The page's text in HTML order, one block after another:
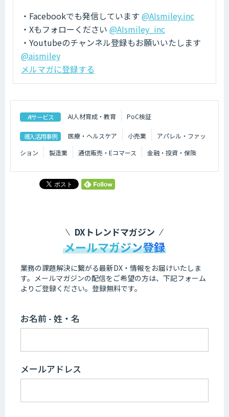
・Facebookでも発信しています @AIsmiley.inc
・Xもフォローください @AIsmiley_inc
・Youtubeのチャンネル登録もお願いいたします
@aismiley
メルマガに登録する
AIサービス AI人材育成・教育 PoC検証
導入活用事例 医療・ヘルスケア 小売業
アパレル・ファッ
ション
製造業 通信販売・Eコマース 金融・投資・保険
DXトレンドマガジン
メールマガジン登録
業務の課題解決に繋がる最新DX・情報をお届けいたしま
す。 メールマガジンの配信をご希望の方は、下記フォーム
よりご登録ください。登録無料です。
お名前 - 姓・名
メールアドレス